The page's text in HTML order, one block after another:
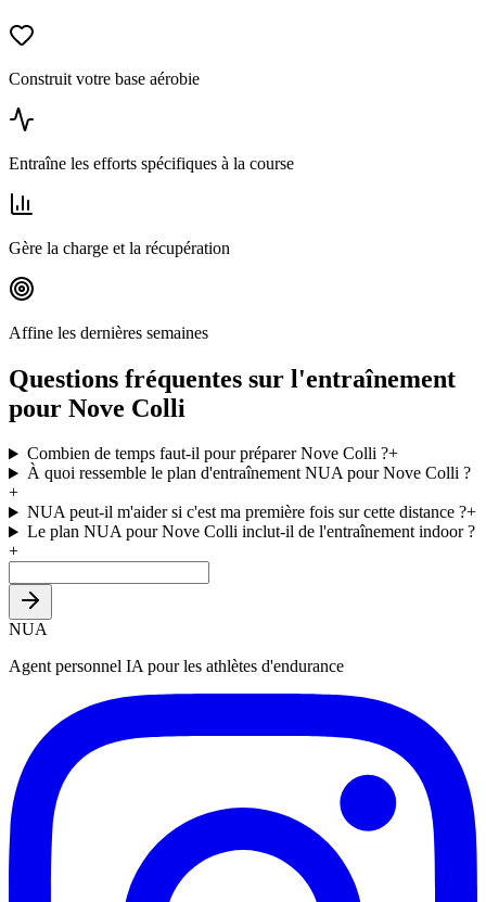
Construit votre base aérobie
Entraîne les efforts spécifiques à la course
Gère la charge et la récupération
Affine les dernières semaines
Questions fréquentes sur l'entraînement
pour Nove Colli
Combien de temps faut-il pour préparer Nove Colli ?+
À quoi ressemble le plan d'entraînement NUA pour Nove Colli ?
+
NUA peut-il m'aider si c'est ma première fois sur cette distance ?+
Le plan NUA pour Nove Colli inclut-il de l'entraînement indoor ?
+
NUA
Agent personnel IA pour les athlètes d'endurance